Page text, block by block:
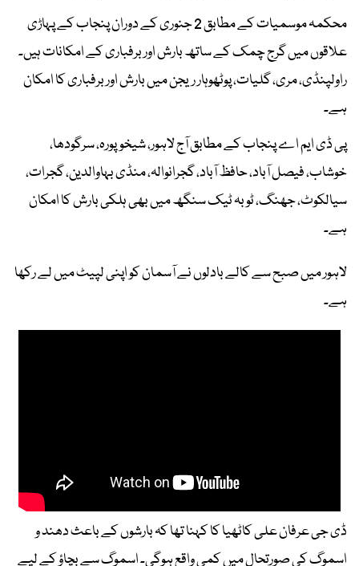
محکمہ موسمیات کے مطابق 2 جنوری کے دوران پنجاب کے پہاڑی
علاقوں میں گرج چمک کے ساتھ بارش اور برفباری کے امکانات ہیں۔
راولپنڈی، مری، گلیات، پوٹھوہار ریجن میں بارش اور برفباری کا امکان
ہے۔
پی ڈی ایم اے پنجاب کے مطابق آج لاہور، شیخوپورہ، سرگودھا،
خوشاب، فیصل آباد، حافظ آباد، گجرانوالہ، منڈی بہاوالدین، گجرات،
سیالکوٹ، جھنگ، ٹوبہ ٹیک سنگھ میں بھی ہلکی بارش کا امکان
ہے۔
لاہور میں صبح سے کالے بادلوں نے آسمان کو اپنی لپیٹ میں لے رکھا
ہے۔
ڈی جی عرفان علی کاٹھیا کا کہنا تھا کہ بارشوں کے باعث دھند و
اسموگ کی صورتحال میں کمی واقع ہوگی۔ اسموگ سے بچاؤ کے لیے